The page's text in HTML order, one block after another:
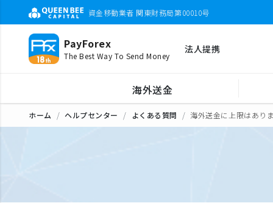
資金移動業者 関東財務局第00010号
PayForex
The Best Way To Send Money
法人提携
海外送金
ホーム ヘルプセンター よくある質問 海外送金に上限はあり